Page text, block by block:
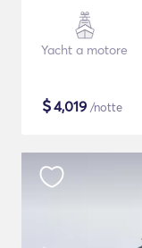
Yacht a motore
$4,019 /notte